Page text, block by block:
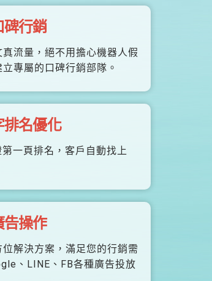
碑行銷
真流量，絕不用擔心機器人假
專屬的口碑行銷部隊。
排名優化
第一頁排名，客戶自動找上
告操作
位解決方案，滿足您的行銷需
、LINE、FB各種廣告投放